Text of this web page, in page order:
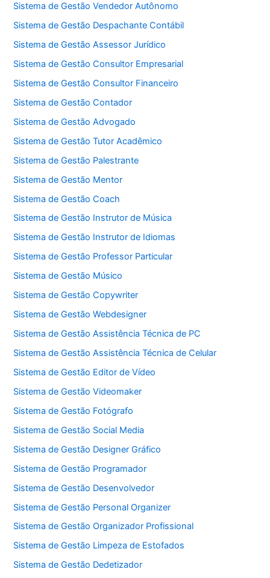
Sistema de Gestão Vendedor Autônomo
Sistema de Gestão Despachante Contábil
Sistema de Gestão Assessor Jurídico
Sistema de Gestão Consultor Empresarial
Sistema de Gestão Consultor Financeiro
Sistema de Gestão Contador
Sistema de Gestão Advogado
Sistema de Gestão Tutor Acadêmico
Sistema de Gestão Palestrante
Sistema de Gestão Mentor
Sistema de Gestão Coach
Sistema de Gestão Instrutor de Música
Sistema de Gestão Instrutor de Idiomas
Sistema de Gestão Professor Particular
Sistema de Gestão Músico
Sistema de Gestão Copywriter
Sistema de Gestão Webdesigner
Sistema de Gestão Assistência Técnica de PC
Sistema de Gestão Assistência Técnica de Celular
Sistema de Gestão Editor de Vídeo
Sistema de Gestão Videomaker
Sistema de Gestão Fotógrafo
Sistema de Gestão Social Media
Sistema de Gestão Designer Gráfico
Sistema de Gestão Programador
Sistema de Gestão Desenvolvedor
Sistema de Gestão Personal Organizer
Sistema de Gestão Organizador Profissional
Sistema de Gestão Limpeza de Estofados
Sistema de Gestão Dedetizador